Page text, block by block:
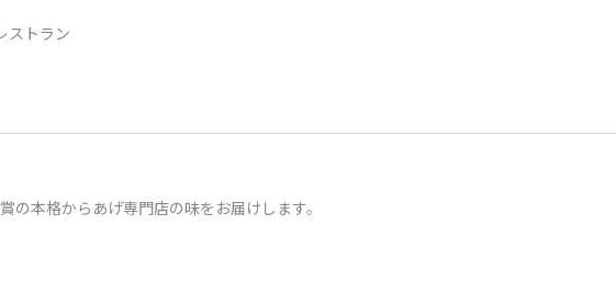
ストラン
の本格からあげ専門店の味をお届けします。